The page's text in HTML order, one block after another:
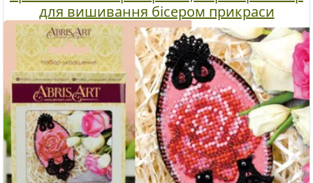
для вишивання бісером прикраси